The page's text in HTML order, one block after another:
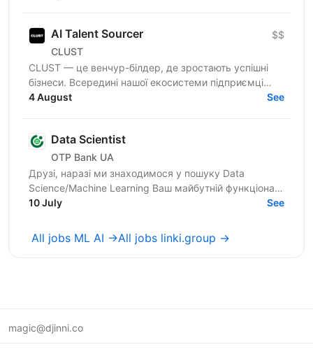
AI Talent Sourcer
CLUST
$$
CLUST — це венчур-білдер, де зростають успішні
бізнеси. Всередині нашої екосистеми підприємці
запускають і масштабують проєкти, а профільні
4 August See
Data Scientist
OTP Bank UA
Друзі, наразі ми знаходимося у пошуку Data
Science/Machine Learning Ваш майбутній функціонал:
якісне та своєчасне вирішення бізнес-завдань за
10 July See
All jobs ML AI →All jobs linki.group →
magic@djinni.co